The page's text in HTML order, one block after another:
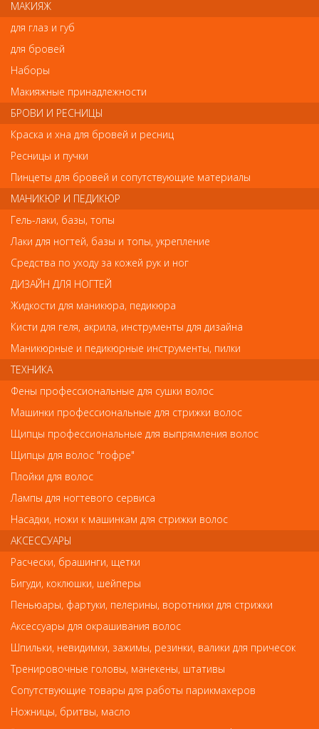
амортизатора, а кожу обеспечивает необходимой влагой.
Действие гиалуроновой кислоты можно увидеть воочию: кожа
становится упру- гой, эластичной и гладкой. Кроме того, она
защищает клетки от вредного воз- действия окружающей
среды (напри- мер, от свободных радикалов). После 25 лет
сокращается, начинают появляться первые морщины. Как
правило, они образуются вокруг глаз. С тех пор как был открыт
искус- ственный способ производства гиалу- роновой кислоты,
она стала входить в состав многих кремов и косметичес- ких
Купить новинки от Alcina
← Ранее
Новинки ассортимента
MeName MeMademoiselle 38801755
1 950
МАКИЯЖ
для глаз и губ
для бровей
Наборы
Макияжные принадлежности
БРОВИ И РЕСНИЦЫ
Краска и хна для бровей и ресниц
Ресницы и пучки
Пинцеты для бровей и сопутствующие материалы
МАНИКЮР И ПЕДИКЮР
Гель-лаки, базы, топы
Лаки для ногтей, базы и топы, укрепление
Средства по уходу за кожей рук и ног
ДИЗАЙН ДЛЯ НОГТЕЙ
Жидкости для маникюра, педикюра
Кисти для геля, акрила, инструменты для дизайна
Маникюрные и педикюрные инструменты, пилки
ТЕХНИКА
Фены профессиональные для сушки волос
Машинки профессиональные для стрижки волос
Щипцы профессиональные для выпрямления волос
Щипцы для волос "гофре"
Плойки для волос
Лампы для ногтевого сервиса
Насадки, ножи к машинкам для стрижки волос
АКСЕССУАРЫ
Расчески, брашинги, щетки
Бигуди, коклюшки, шейперы
Пеньюары, фартуки, пелерины, воротники для стрижки
Аксессуары для окрашивания волос
Шпильки, невидимки, зажимы, резинки, валики для причесок
Тренировочные головы, манекены, штативы
Сопутствующие товары для работы парикмахеров
Ножницы, бритвы, масло